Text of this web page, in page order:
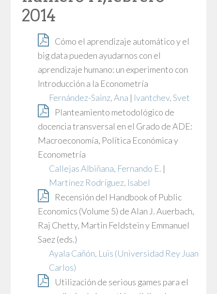
2014
Cómo el aprendizaje automático y el
big data pueden ayudarnos con el
aprendizaje humano: un experimento con
Introducción a la Econometría
Fernández-Sainz, Ana | Ivantchev, Svet
Planteamiento metodológico de
docencia transversal en el Grado de ADE:
Macroeconomía, Política Económica y
Econometría
Callejas Albiñana, Fernando E. |
Martínez Rodríguez, Isabel
Recensión del Handbook of Public
Economics (Volume 5) de Alan J. Auerbach,
Raj Chetty, Martin Feldstein y Emmanuel
Saez (eds.)
Ayala Cañón, Luis (Universidad Rey Juan
Carlos)
Utilización de serious games para el